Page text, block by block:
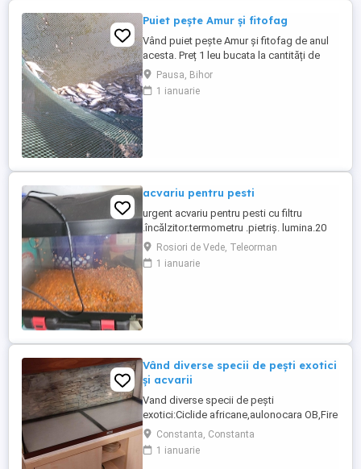
Puiet pește Amur și fitofag
Vând puiet pește Amur și fitofag de anul
acesta. Preț 1 leu bucata la cantități de
peste 1001 buc. 1,50 bucata la cantități
între 500-1000 buc 2, lei bucata la cantități
sub 500 buc Puietul de pește are între 2 și
Pausa, Bihor
1 ianuarie
acvariu pentru pesti
urgent acvariu pentru pesti cu filtru
.încălzitor.termometru .pietriș. lumina.20
litri.Rosiori de Vede, Teleorman
1 ianuarie
Vând diverse specii de pești exotici
și acvarii
Vand diverse specii de pești
exotici:Ciclide africane,aulonocara OB,Fire
fish,ciclide americane,carasi
aurii,ancistrusi normali si voalati pui și
maturi plecostomusi,gibicepsi 37
Constanta, Constanta
1 ianuarie